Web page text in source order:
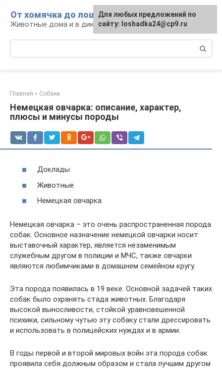
контенту
От хомячка до лошади
Животные дома и в дикой природе
Главная » Собаки
Немецкая овчарка: описание, характер,
плюсы и минусы породы
Доклады
Животные
Немецкая овчарка
Немецкая овчарка – это очень распространенная порода
собак. Основное назначение немецкой овчарки носит
выставочный характер, является незаменимым
служебным другом в полиции и МЧС, также овчарки
являются любимчиками в домашнем семейном кругу.
Эта порода появилась в 19 веке. Основной задачей таких
собак было охранять стада животных. Благодаря
высокой выносливости, стойкой уравновешенной
психики, сильному чутью эту собаку стали дрессировать
и использовать в полицейских нуждах и в армии.
В годы первой и второй мировых войн эта порода собак
проявила себя должным образом и стала лучшим другом
Для любых предложений по
сайту: loshadka24@cp9.ru